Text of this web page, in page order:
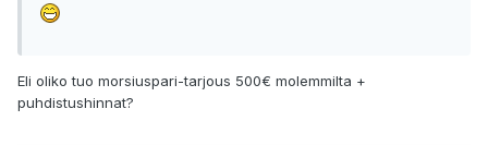
Eli oliko tuo morsiuspari-tarjous 500€ molemmilta +
puhdistushinnat?